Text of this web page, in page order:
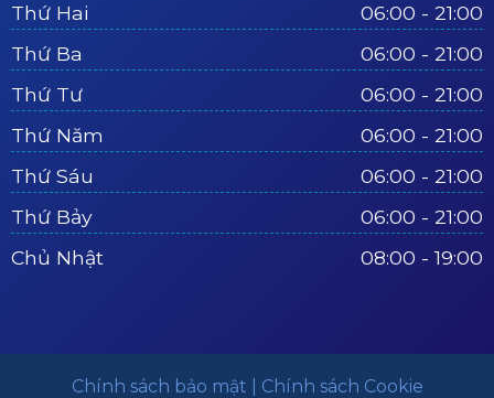
Thứ Hai
06:00 - 21:00
Thứ Ba
06:00 - 21:00
Thứ Tư
06:00 - 21:00
Thứ Năm
06:00 - 21:00
Thứ Sáu
06:00 - 21:00
Thứ Bảy
06:00 - 21:00
Chủ Nhật
08:00 - 19:00
Chính sách bảo mật | Chính sách Cookie